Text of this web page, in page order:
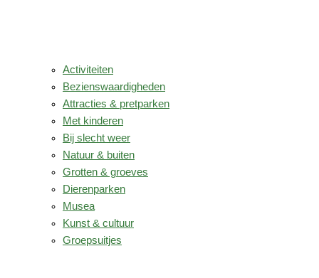
Activiteiten
Bezienswaardigheden
Attracties & pretparken
Met kinderen
Bij slecht weer
Natuur & buiten
Grotten & groeves
Dierenparken
Musea
Kunst & cultuur
Groepsuitjes